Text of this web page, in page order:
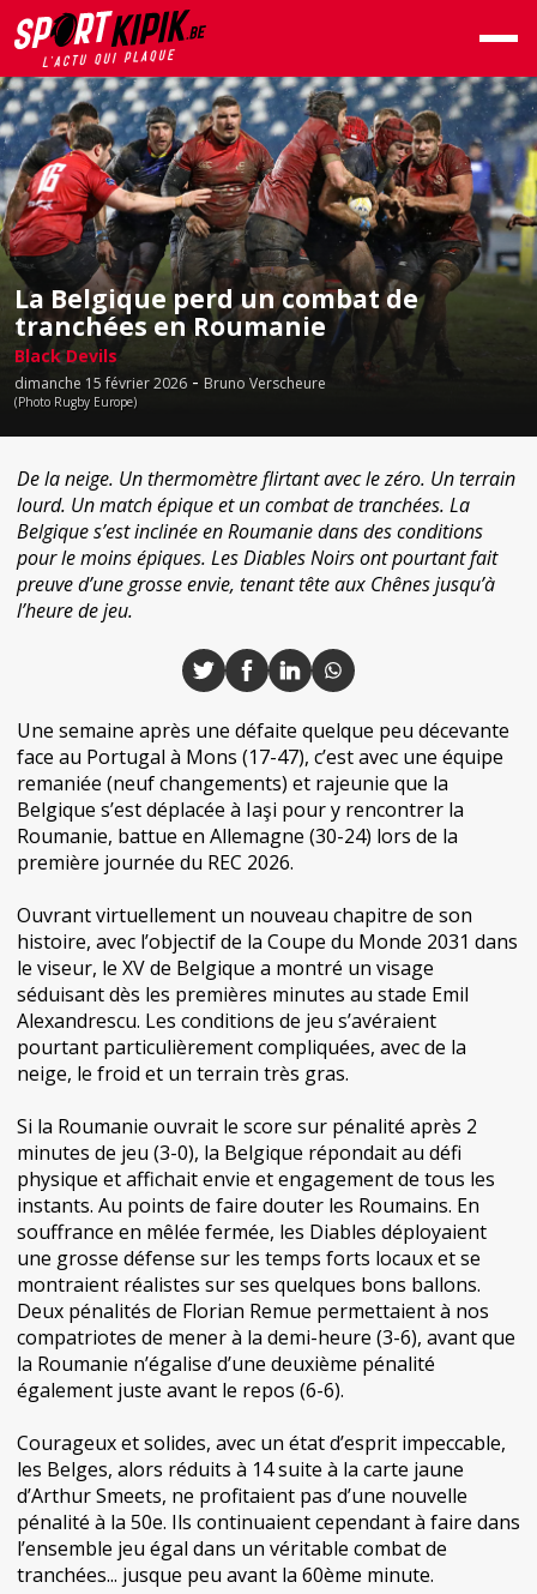
La Belgique perd un combat de
tranchées en Roumanie
Black Devils
dimanche 15 février 2026 - Bruno Verscheure
(Photo Rugby Europe)
De la neige. Un thermomètre flirtant avec le zéro. Un terrain
lourd. Un match épique et un combat de tranchées. La
Belgique s’est inclinée en Roumanie dans des conditions
pour le moins épiques. Les Diables Noirs ont pourtant fait
preuve d’une grosse envie, tenant tête aux Chênes jusqu’à
l’heure de jeu.
Une semaine après une défaite quelque peu décevante
face au Portugal à Mons (17-47), c’est avec une équipe
remaniée (neuf changements) et rajeunie que la
Belgique s’est déplacée à Iaşi pour y rencontrer la
Roumanie, battue en Allemagne (30-24) lors de la
première journée du REC 2026.
Ouvrant virtuellement un nouveau chapitre de son
histoire, avec l’objectif de la Coupe du Monde 2031 dans
le viseur, le XV de Belgique a montré un visage
séduisant dès les premières minutes au stade Emil
Alexandrescu. Les conditions de jeu s’avéraient
pourtant particulièrement compliquées, avec de la
neige, le froid et un terrain très gras.
Si la Roumanie ouvrait le score sur pénalité après 2
minutes de jeu (3-0), la Belgique répondait au défi
physique et affichait envie et engagement de tous les
instants. Au points de faire douter les Roumains. En
souffrance en mêlée fermée, les Diables déployaient
une grosse défense sur les temps forts locaux et se
montraient réalistes sur ses quelques bons ballons.
Deux pénalités de Florian Remue permettaient à nos
compatriotes de mener à la demi-heure (3-6), avant que
la Roumanie n’égalise d’une deuxième pénalité
également juste avant le repos (6-6).
Courageux et solides, avec un état d’esprit impeccable,
les Belges, alors réduits à 14 suite à la carte jaune
d’Arthur Smeets, ne profitaient pas d’une nouvelle
pénalité à la 50e. Ils continuaient cependant à faire dans
l’ensemble jeu égal dans un véritable combat de
tranchées... jusque peu avant la 60ème minute.